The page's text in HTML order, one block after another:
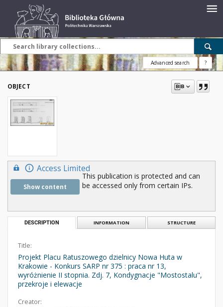
Advanced search ?
OBJECT
Access Limited
Show content
This publication is protected and can
be accessed only from certain IPs.
DESCRIPTION INFORMATION STRUCTURE
Title:
Projekt Placu Ratuszowego dzielnicy Nowa Huta w
Krakowie - Konkurs SARP nr 375 : praca nr 13,
wyróżnienie II stopnia. Zdj. 7, Kondygnacje "Mostostalu",
przekroje i elewacje
Creator: